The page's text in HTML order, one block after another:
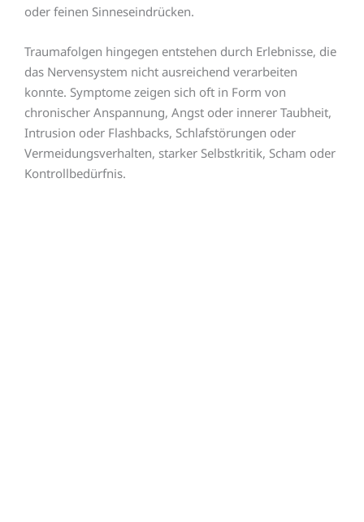
oder feinen Sinneseindrücken.
Traumafolgen hingegen entstehen durch Erlebnisse, die
das Nervensystem nicht ausreichend verarbeiten
konnte. Symptome zeigen sich oft in Form von
chronischer Anspannung, Angst oder innerer Taubheit,
Intrusion oder Flashbacks, Schlafstörungen oder
Vermeidungsverhalten, starker Selbstkritik, Scham oder
Kontrollbedürfnis.